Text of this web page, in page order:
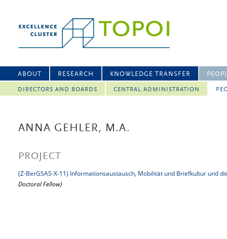
ABOUT RESEARCH KNOWLEDGE TRANSFER
DIRECTORS AND BOARDS CENTRAL ADMINISTRATION
ANNA GEHLER, M.A.
PROJECT
(Z-BerGSAS-X-11) Informationsaustausch, Mobilität und Briefkultur und
Doctoral Fellow)